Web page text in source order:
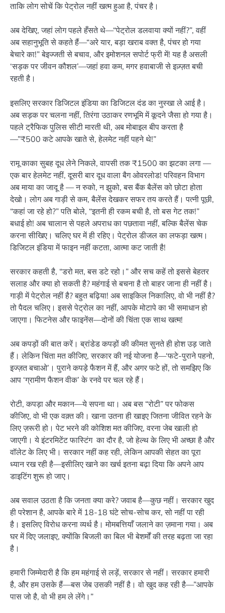
ताकि लोग सोचें कि पेट्रोल नहीं खत्म हुआ है, पंचर है।
अब देखिए, जहां लोग पहले हँसते थे—“पेट्रोल डलवाया क्यों नहीं?”, वहीं
अब सहानुभूति से कहते हैं—“अरे यार, बड़ा खराब वक्त है, पंचर हो गया
बेचारे का!” बेइज्जती से बचाव, और इमोशनल सपोर्ट फ्री में! यह है असली
‘सड़क पर जीवन कौशल’—जहां हवा कम, मगर हवाबाजी से इज़्ज़त बची
रहती है।
इसलिए सरकार डिजिटल इंडिया का डिजिटल दंड का नुस्खा ले आई है।
अब सड़क पर चलना नहीं, तिरंगा उठाकर रणभूमि में कूदने जैसा हो गया है।
पहले ट्रैफिक पुलिस सीटी मारती थी, अब मोबाइल बीप करता है
—”₹500 कटे आपके खाते से, हेलमेट नहीं पहने थे!”
रामू काका सुबह दूध लेने निकले, वापसी तक ₹1500 का झटका लगा —
एक बार हेलमेट नहीं, दूसरी बार दूध वाला बैग ओवरलोड! परिवहन विभाग
अब माया का जादू है — न रुको, न झुको, बस बैंक बैलेंस को छोटा होता
देखो। लोग अब गाड़ी से कम, बैलेंस देखकर सफर तय करते हैं। पत्नी पूछी,
“कहां जा रहे हो?” पति बोले, “इतनी ही रकम बची है, तो बस गेट तक!”
बधाई हो! अब चालान से पहले अपराध का पछतावा नहीं, बल्कि बैलेंस चेक
करना सीखिए। चलिए घर में ही रहिए। पेट्रोल डीजल का लफड़ा खत्म।
डिजिटल इंडिया में फाइन नहीं कटता, आत्मा कट जाती है!
सरकार कहती है, “डरो मत, बस डटे रहो।” और सच कहें तो इससे बेहतर
सलाह और क्या हो सकती है? महंगाई से बचना है तो बाहर जाना ही नहीं है।
गाड़ी में पेट्रोल नहीं है? बहुत बढ़िया! अब साइकिल निकालिए, वो भी नहीं है?
तो पैदल चलिए। इससे पेट्रोल का नहीं, आपके मोटापे का भी समाधान हो
जाएगा। फिटनेस और फाइनेंस—दोनों की चिंता एक साथ खत्म!
अब कपड़ों की बात करें। ब्रांडेड कपड़ों की कीमत सुनते ही होश उड़ जाते
हैं। लेकिन चिंता मत कीजिए, सरकार की नई योजना है—‘फटे-पुराने पहनो,
इज्ज़त बचाओ’। पुराने कपड़े फैशन में हैं, और अगर फटे हों, तो समझिए कि
आप ‘ग्रामीण फैशन वीक’ के रनवे पर चल रहे हैं।
रोटी, कपड़ा और मकान—ये सपना था। अब बस “रोटी” पर फोकस
कीजिए, वो भी एक वक़्त की। खाना उतना ही खाइए जितना जीवित रहने के
लिए ज़रूरी हो। पेट भरने की कोशिश मत कीजिए, वरना जेब खाली हो
जाएगी। ये इंटरमिटेंट फास्टिंग का दौर है, जो हेल्थ के लिए भी अच्छा है और
वॉलेट के लिए भी। सरकार नहीं कह रही, लेकिन आपकी सेहत का पूरा
ध्यान रख रही है—इसीलिए खाने का खर्च इतना बढ़ा दिया कि अपने आप
डाइटिंग शुरू हो जाए।
अब सवाल उठता है कि जनता क्या करे? जवाब है—कुछ नहीं। सरकार खुद
ही परेशान है, आपके बारे में 18-18 घंटे सोच-सोच कर, सो नहीं पा रही
है। इसलिए विरोध करना व्यर्थ है। मोमबत्तियाँ जलाने का ज़माना गया। अब
घर में दिए जलाइए, क्योंकि बिजली का बिल भी बेशर्मों की तरह बढ़ता जा रहा
है।
हमारी जिम्मेदारी है कि हम महंगाई से लड़ें, सरकार से नहीं। सरकार हमारी
है, और हम उसके हैं—बस जेब उसकी नहीं है। वो खुद कह रही है—”आपके
पास जो है, वो भी हम ले लेंगे।”